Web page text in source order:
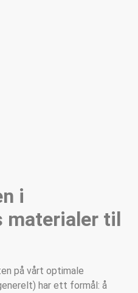
i
materialer til
på vårt optimale
har ett formål: å